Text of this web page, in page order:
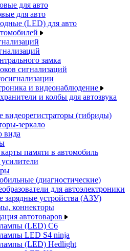
для авто
для авто
(LED) для авто
замка
сигнализаций
и видеонаблюдение
и колбы для автозвука
видеорегистраторы (гибриды)
зеркало
вида
памяти в автомобиль
(диагностические)
для автоэлектроники
зарядные устройства (АЗУ)
коннекторы
автотоваров
(LED) C6
LED S4 ninja
(LED) Hedlight